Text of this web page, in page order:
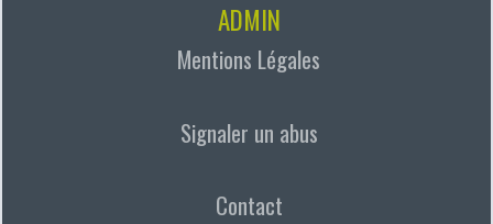
ADMIN
Mentions Légales
Signaler un abus
Contact